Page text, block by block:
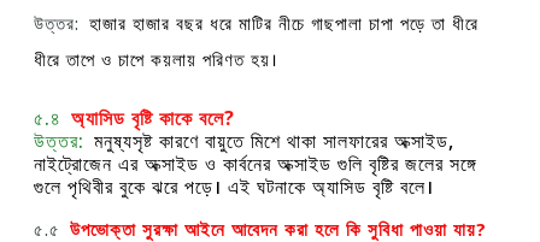
উত্তর: হাজার হাজার বছর ধরে মাটির নীচে গাছপালা চাপা পড়ে তা ধীরে
ধীরে তাপে ও চাপে কয়লায় পরিণত হয়।
৫.৪ অ্যাসিড বৃষ্টি কাকে বলে?
উত্তর: মনুষ্যসৃষ্ট কারণে বায়ুতে মিশে থাকা সালফারের অক্সাইড,
নাইট্রোজেন এর অক্সাইড ও কার্বনের অক্সাইড গুলি বৃষ্টির জলের সঙ্গে
গুলে পৃথিবীর বুকে ঝরে পড়ে। এই ঘটনাকে অ্যাসিড বৃষ্টি বলে।
৫.৫ উপভোক্তা সুরক্ষা আইনে আবেদন করা হলে কি সুবিধা পাওয়া যায়?